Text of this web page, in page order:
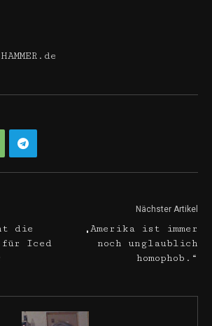
die
Iced
Nächster Artikel
„Amerika ist immer
noch unglaublich
homophob.“